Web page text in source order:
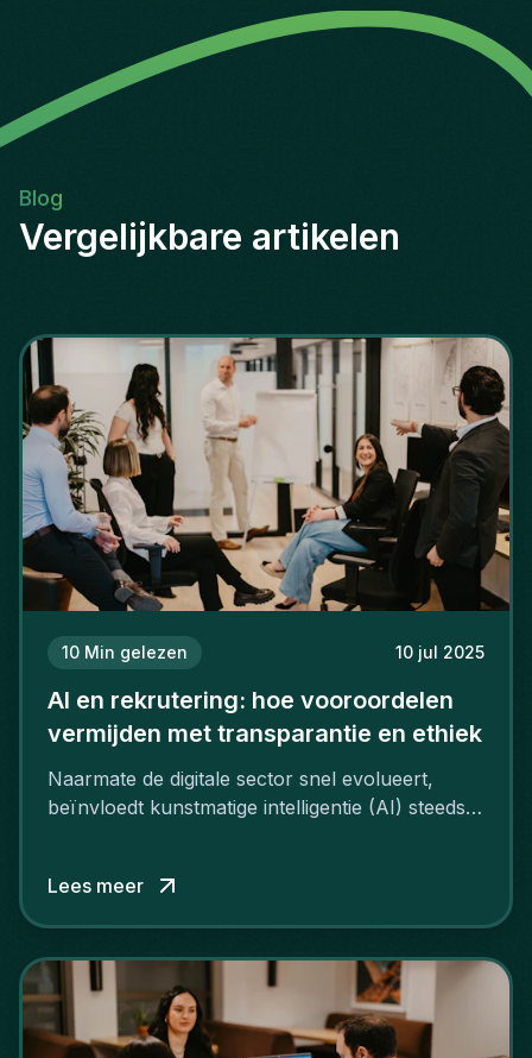
Blog
Vergelijkbare artikelen
10 Min gelezen 10 jul 2025
AI en rekrutering: hoe vooroordelen
vermijden met transparantie en ethiek
Naarmate de digitale sector snel evolueert,
beïnvloedt kunstmatige intelligentie (AI) steeds
Lees meer